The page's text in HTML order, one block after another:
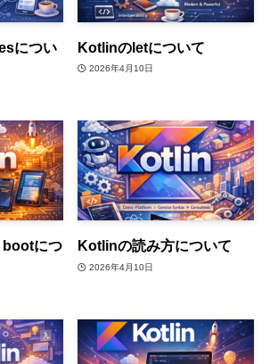
につい
Kotlinのletについて
2026年4月10日
につ
Kotlinの読み方について
2026年4月10日